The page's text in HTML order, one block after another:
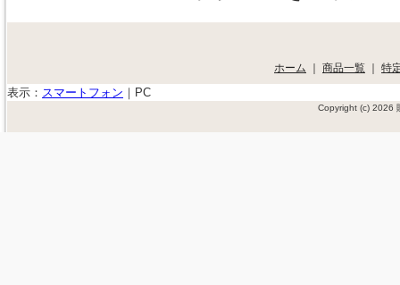
ホーム ｜ 商品一覧 ｜ 特
表示： スマートフォン ｜ PC
Copyright (c) 2026